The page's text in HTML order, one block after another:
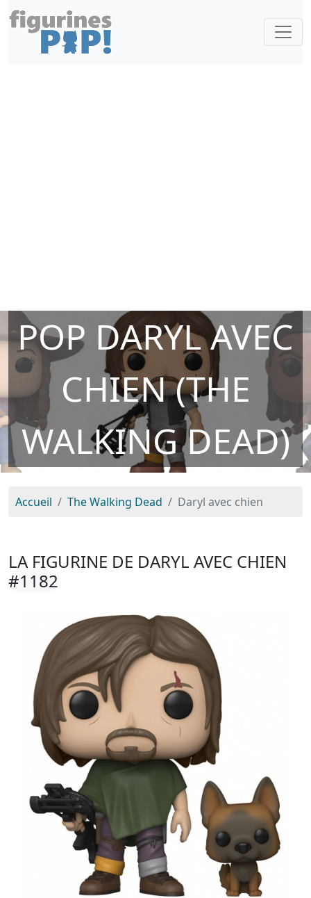
POP DARYL AVEC
CHIEN (THE
WALKING DEAD)
Accueil The Walking Dead Daryl avec chien
LA FIGURINE DE DARYL AVEC CHIEN
#1182